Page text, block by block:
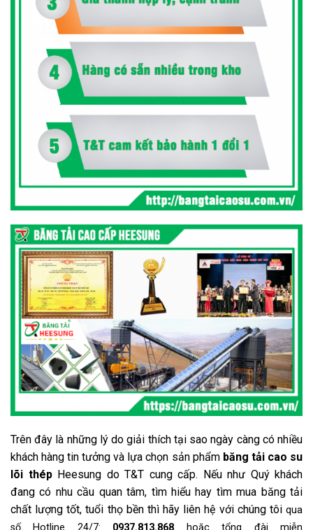
Trên đây là những lý do giải thích tại sao ngày càng có nhiều
khách hàng tin tưởng và lựa chọn sản phẩm băng tải cao su
lõi thépHeesung do T&T cung cấp. Nếu như Quý khách
đang có nhu cầu quan tâm, tìm hiểu hay tìm mua băng tải
chất lượng tốt, tuổi thọ bền thì hãy liên hệ với chúng tôi qua
số Hotline 24/7: 0937.813.868 hoặc tổng đài miễn